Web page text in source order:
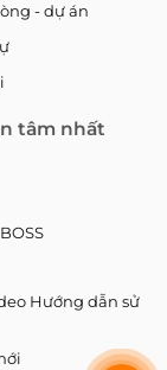
- dự án
tâm nhất
Hướng dẫn sử